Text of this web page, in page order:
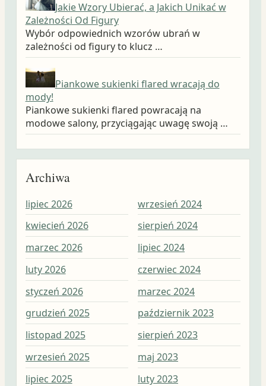
Jakie Wzory Ubierać, a Jakich Unikać w
Zależności Od Figury
Wybór odpowiednich wzorów ubrań w
zależności od figury to klucz …
Piankowe sukienki flared wracają do
mody!
Piankowe sukienki flared powracają na
modowe salony, przyciągając uwagę swoją …
Archiwa
lipiec 2026
kwiecień 2026
marzec 2026
luty 2026
styczeń 2026
grudzień 2025
listopad 2025
wrzesień 2025
lipiec 2025
wrzesień 2024
sierpień 2024
lipiec 2024
czerwiec 2024
marzec 2024
październik 2023
sierpień 2023
maj 2023
luty 2023